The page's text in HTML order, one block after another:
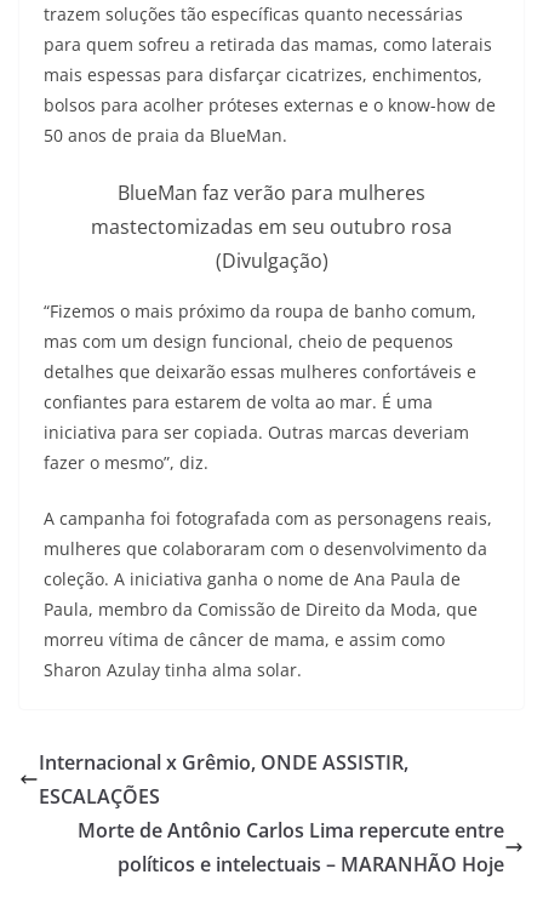
trazem soluções tão específicas quanto necessárias
para quem sofreu a retirada das mamas, como laterais
mais espessas para disfarçar cicatrizes, enchimentos,
bolsos para acolher próteses externas e o know-how de
50 anos de praia da BlueMan.
BlueMan faz verão para mulheres
mastectomizadas em seu outubro rosa
(Divulgação)
“Fizemos o mais próximo da roupa de banho comum,
mas com um design funcional, cheio de pequenos
detalhes que deixarão essas mulheres confortáveis e
confiantes para estarem de volta ao mar. É uma
iniciativa para ser copiada. Outras marcas deveriam
fazer o mesmo”, diz.
A campanha foi fotografada com as personagens reais,
mulheres que colaboraram com o desenvolvimento da
coleção. A iniciativa ganha o nome de Ana Paula de
Paula, membro da Comissão de Direito da Moda, que
morreu vítima de câncer de mama, e assim como
Sharon Azulay tinha alma solar.
Internacional x Grêmio, ONDE ASSISTIR,
ESCALAÇÕES
Morte de Antônio Carlos Lima repercute entre
políticos e intelectuais – MARANHÃO Hoje